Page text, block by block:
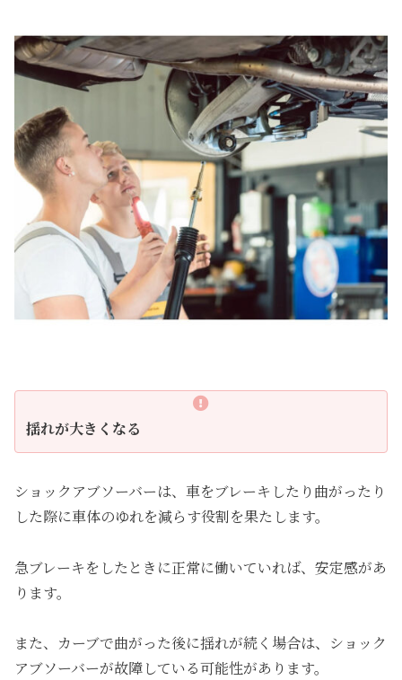
揺れが大きくなる
ショックアブソーバーは、車をブレーキしたり曲がったり
した際に車体のゆれを減らす役割を果たします。
急ブレーキをしたときに正常に働いていれば、安定感があ
ります。
また、カーブで曲がった後に揺れが続く場合は、ショック
アブソーバーが故障している可能性があります。